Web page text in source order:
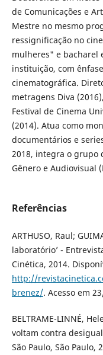
de Comunicações e
Mestre no mesmo
ressignificação no
mulheres" e bacharel
instituição, com
cinematográfica.
metragens Diva
Festival de Cinema
(2014). Atua como
documentários e
2018, integra o grupo
Gênero e Audiovisual
Referências
ARTHUSO, Raul;
laboratório’ -
Cinética, 2014.
http://
brenez/. Acesso em
BELTRAME-LINNÉ,
voltam contra
São Paulo, São